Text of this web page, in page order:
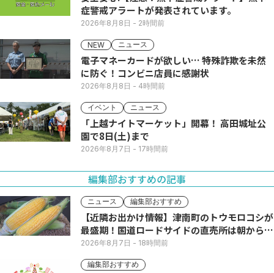
症警戒アラートが発表されています。
2026年8月8日 - 2時間前
NEW ニュース
電子マネーカードが欲しい… 特殊詐欺を未然
に防ぐ！コンビニ店員に感謝状
2026年8月8日 - 4時間前
イベント ニュース
「上越ナイトマーケット」開幕！ 高田城址公
園で8日(土)まで
2026年8月7日 - 17時間前
編集部おすすめの記事
ニュース 編集部おすすめ
【近隣お出かけ情報】津南町のトウモロコシが
最盛期！国道ロードサイドの直売所は朝から長
い列
2026年8月7日 - 18時間前
編集部おすすめ